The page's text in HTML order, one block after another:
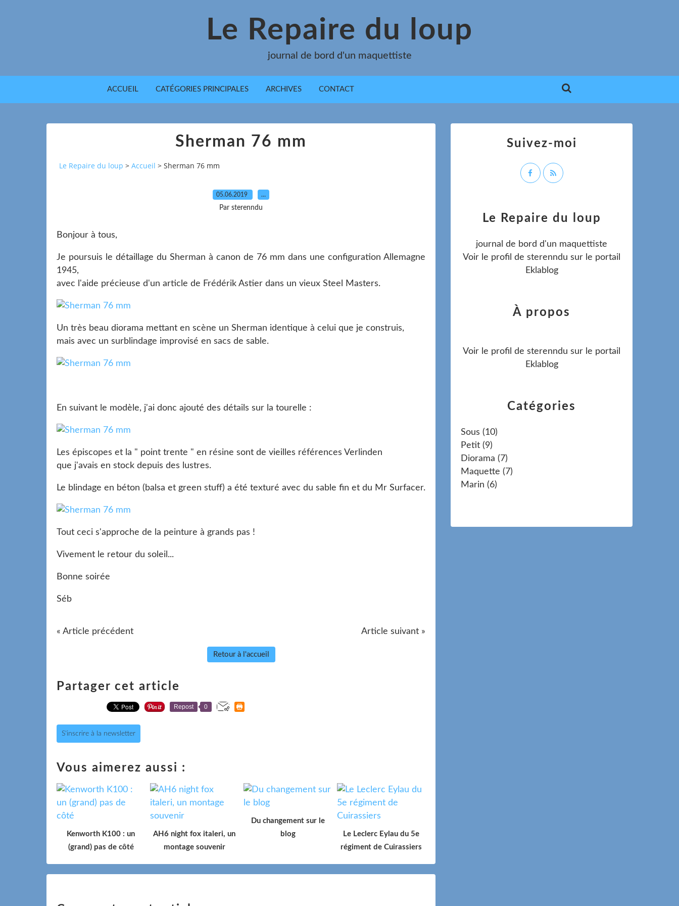
Le Repaire du loup
journal de bord d'un maquettiste
ACCUEIL CATÉGORIES PRINCIPALES ARCHIVES CONTACT
Sherman 76 mm
Le Repaire du loup > Accueil > Sherman 76 mm
05.06.2019 …
Par sterenndu
Bonjour à tous,
Je poursuis le détaillage du Sherman à canon de 76 mm dans une configuration Allemagne
1945,
avec l'aide précieuse d'un article de Frédérik Astier dans un vieux Steel Masters.
Un très beau diorama mettant en scène un Sherman identique à celui que je construis,
mais avec un surblindage improvisé en sacs de sable.
En suivant le modèle, j'ai donc ajouté des détails sur la tourelle :
Les épiscopes et la " point trente " en résine sont de vieilles références Verlinden
que j'avais en stock depuis des lustres.
Le blindage en béton (balsa et green stuff) a été texturé avec du sable fin et du Mr Surfacer.
Tout ceci s'approche de la peinture à grands pas !
Vivement le retour du soleil...
Bonne soirée
Séb
« Article précédent Article suivant »
Retour à l'accueil
Partager cet article
Repost 0
S'inscrire à la newsletter
Vous aimerez aussi :
Kenworth K100 : un
(grand) pas de côté
AH6 night fox italeri, un
montage souvenir
Du changement sur le
blog
Le Leclerc Eylau du 5e
régiment de Cuirassiers
Catégories
Sous (10)
Petit (9)
Diorama (7)
Maquette (7)
Marin (6)
Le Repaire du loup
journal de bord d'un maquettiste
Voir le profil de sterenndu sur le portail
Eklablog
Suivez-moi
À propos
Voir le profil de sterenndu sur le portail
Eklablog